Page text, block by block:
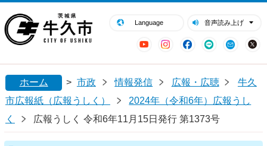
Language 音声読み上げ
YouTubeInstagram
Facebook
LINE Mail
閉じる
ホーム > 市政 情報発信 広報・広聴
牛久
市広報紙（広報うしく）
2024年（令和6年）広報うし
く
広報うしく 令和6年11月15日発行 第1373号